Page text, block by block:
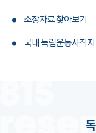
소장자료 찾아보기
국내 독립운동사적지